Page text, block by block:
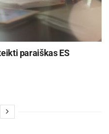
paraiškas ES